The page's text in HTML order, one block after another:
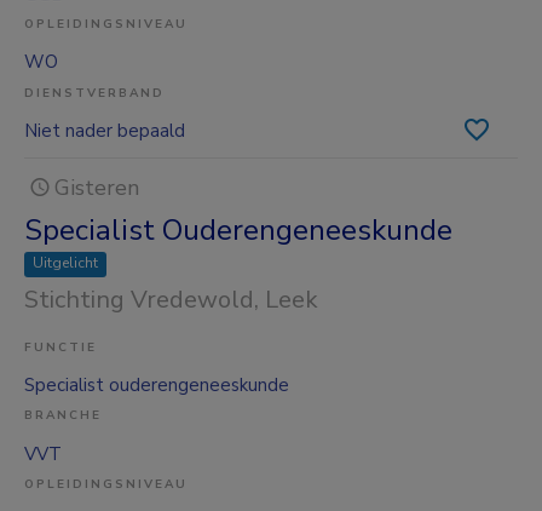
OPLEIDINGSNIVEAU
WO
DIENSTVERBAND
Niet nader bepaald
Gisteren
Specialist Ouderengeneeskunde
Uitgelicht
Stichting Vredewold, Leek
FUNCTIE
Specialist ouderengeneeskunde
BRANCHE
VVT
OPLEIDINGSNIVEAU